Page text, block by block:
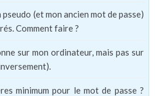
(et mon ancien mot de passe)
Comment faire ?
sur mon ordinateur, mais pas sur
minimum pour le mot de passe ?